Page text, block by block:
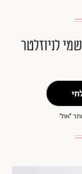
לניוזלטר
״את״